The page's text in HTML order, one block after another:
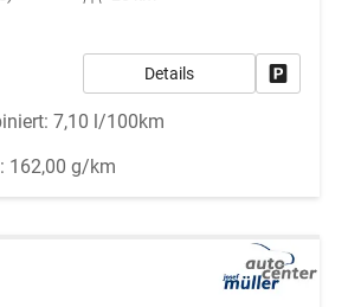
Details
7,10 l/100km
162,00 g/km